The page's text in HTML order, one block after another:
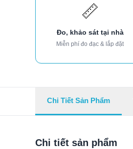
📏
Đo, khảo sát tại nhà
Miễn phí đo đạc & lắp đặt
Chi Tiết Sản Phẩm
Chi tiết sản phẩm